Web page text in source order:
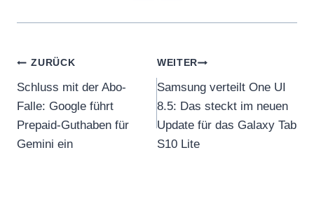
Beitragsnavigation
ZURÜCK
Schluss mit der Abo-
Falle: Google führt
Prepaid-Guthaben für
Gemini ein
WEITER
Samsung verteilt One UI
8.5: Das steckt im neuen
Update für das Galaxy Tab
S10 Lite